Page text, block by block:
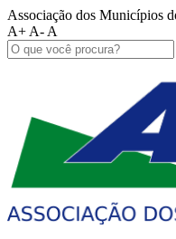
Associação dos Municípios
A+ A- A